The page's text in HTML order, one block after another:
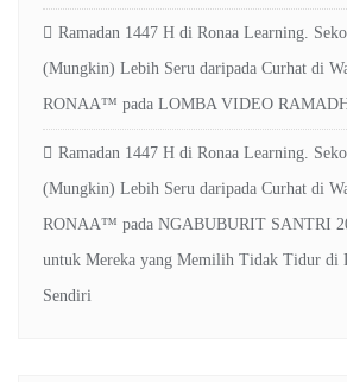
Ramadan 1447 H di Ronaa Learning.
(Mungkin) Lebih Seru daripada Curhat di
RONAA™ pada LOMBA VIDEO
Ramadan 1447 H di Ronaa Learning.
(Mungkin) Lebih Seru daripada Curhat di
RONAA™ pada NGABUBURIT SANTRI
untuk Mereka yang Memilih Tidak Tidur di
Sendiri